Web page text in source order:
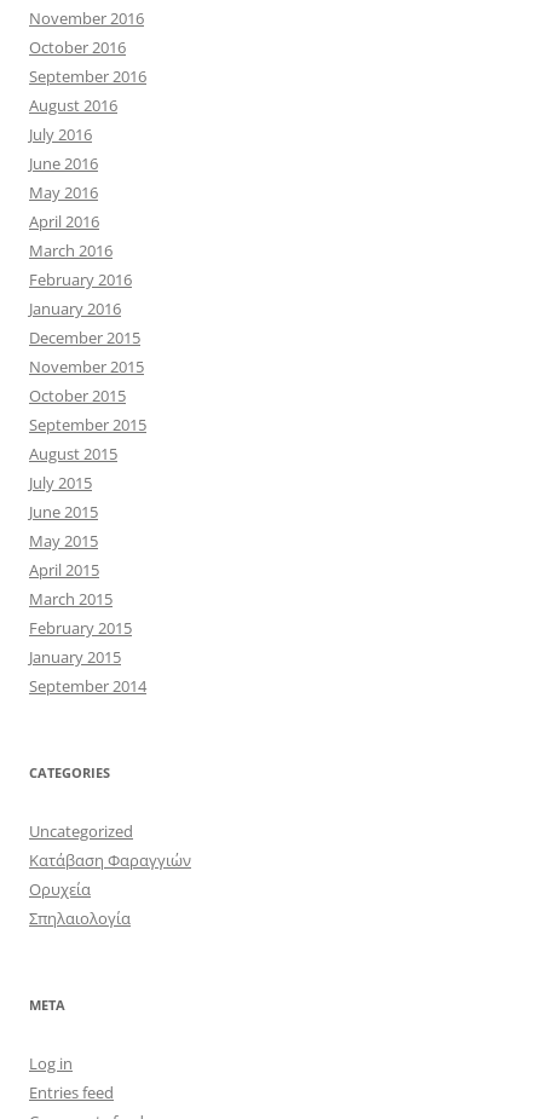
November 2016
October 2016
September 2016
August 2016
July 2016
June 2016
May 2016
April 2016
March 2016
February 2016
January 2016
December 2015
November 2015
October 2015
September 2015
August 2015
July 2015
June 2015
May 2015
April 2015
March 2015
February 2015
January 2015
September 2014
CATEGORIES
Uncategorized
Κατάβαση Φαραγγιών
Ορυχεία
Σπηλαιολογία
META
Log in
Entries feed